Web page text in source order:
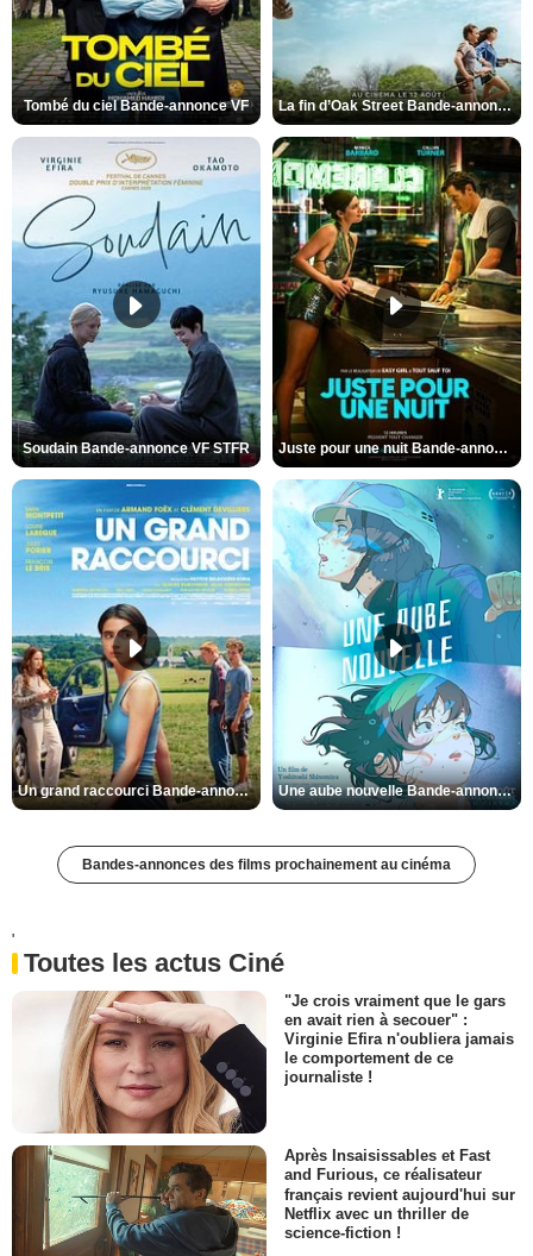
Tombé du ciel Bande-annonce VF La fin d’Oak Street Bande-annonce VO STFR
Soudain Bande-annonce VF STFR Juste pour une nuit Bande-annonce VO STFR
Un grand raccourci Bande-annonce VF Une aube nouvelle Bande-annonce VO STFR
Bandes-annonces des films prochainement au cinéma
'
Toutes les actus Ciné
"Je crois vraiment que le gars
en avait rien à secouer" :
Virginie Efira n'oubliera jamais
le comportement de ce
journaliste !
Après Insaisissables et Fast
and Furious, ce réalisateur
français revient aujourd'hui sur
Netflix avec un thriller de
science-fiction !